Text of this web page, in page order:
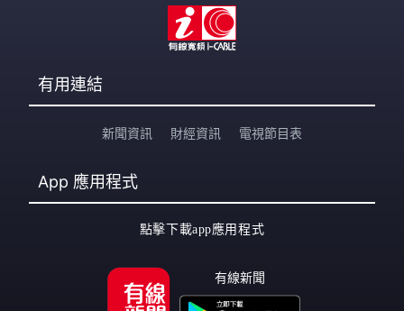
有用連結
新聞資訊 財經資訊 電視節目表
App 應用程式
點擊下載app應用程式
有線新聞